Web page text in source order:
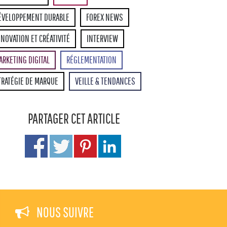
DURABLE
FOREX NEWS
ET CRÉATIVITÉ
INTERVIEW
DIGITAL
RÉGLEMENTATION
DE MARQUE
VEILLE & TENDANCES
PARTAGER CET ARTICLE
NOUS SUIVRE